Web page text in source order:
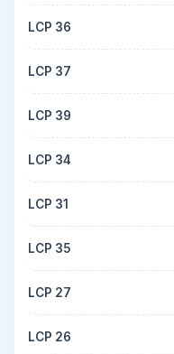
LCP 36
LCP 37
LCP 39
LCP 34
LCP 31
LCP 35
LCP 27
LCP 26